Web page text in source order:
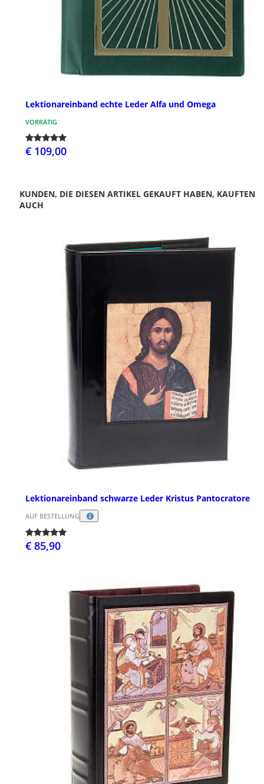
Lektionareinband echte Leder Alfa und Omega
VORRÄTIG
€ 109,00
KUNDEN, DIE DIESEN ARTIKEL GEKAUFT HABEN, KAUFTEN
AUCH
Lektionareinband schwarze Leder Kristus Pantocratore
AUF BESTELLUNG
€ 85,90